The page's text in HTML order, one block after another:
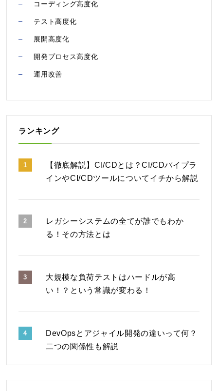
コーディング高度化
テスト高度化
展開高度化
開発プロセス高度化
運用改善
ランキング
1
【徹底解説】CI/CDとは？CI/CDパイプラ
インやCI/CDツールについてイチから解説
2
レガシーシステムの全てが誰でもわか
る！その方法とは
3
大規模な負荷テストはハードルが高
い！？という常識が変わる！
4
DevOpsとアジャイル開発の違いって何？
二つの関係性も解説